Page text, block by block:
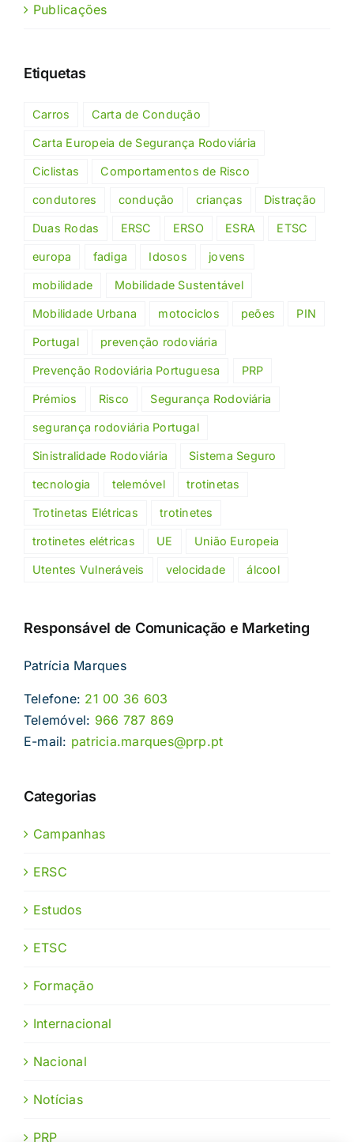
Publicações
Etiquetas
Carros Carta de Condução
Carta Europeia de Segurança Rodoviária
Ciclistas Comportamentos de Risco
condutores condução crianças Distração
Duas Rodas ERSC ERSO ESRA ETSC
europa fadiga Idosos jovens
mobilidade Mobilidade Sustentável
Mobilidade Urbana motociclos peões PIN
Portugal prevenção rodoviária
Prevenção Rodoviária Portuguesa PRP
Prémios Risco Segurança Rodoviária
segurança rodoviária Portugal
Sinistralidade Rodoviária Sistema Seguro
tecnologia telemóvel trotinetas
Trotinetas Elétricas trotinetes
trotinetes elétricas UE União Europeia
Utentes Vulneráveis velocidade álcool
Responsável de Comunicação e Marketing
Patrícia Marques
Telefone: 21 00 36 603
Telemóvel: 966 787 869
E-mail: patricia.marques@prp.pt
Categorias
Campanhas
ERSC
Estudos
ETSC
Formação
Internacional
Nacional
Notícias
PRP